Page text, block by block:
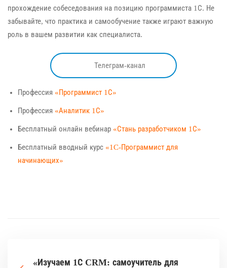
прохождение собеседования на позицию программиста 1С. Не
забывайте, что практика и самообучение также играют важную
роль в вашем развитии как специалиста.
Телеграм-канал
Профессия «Программист 1С»
Профессия «Аналитик 1С»
Бесплатный онлайн вебинар «Стань разработчиком 1С»
Бесплатный вводный курс «1C-Программист для
начинающих»
«Изучаем 1С CRM: самоучитель для